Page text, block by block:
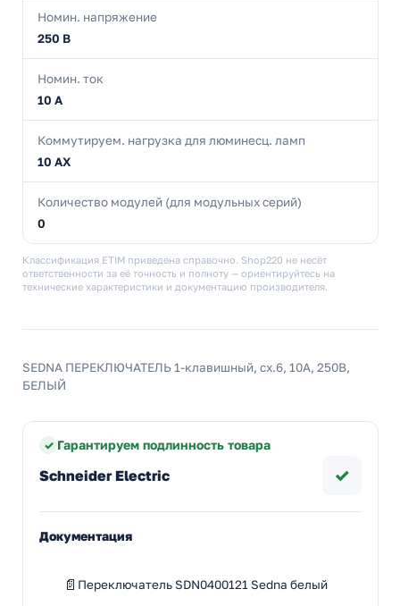
Номин. напряжение
250 В
Номин. ток
10 А
Коммутируем. нагрузка для люминесц. ламп
10 AX
Количество модулей (для модульных серий)
0
Классификация ETIM приведена справочно. Shop220 не несёт
ответственности за её точность и полноту — ориентируйтесь на
технические характеристики и документацию производителя.
SEDNA ПЕРЕКЛЮЧАТЕЛЬ 1-клавишный, сх.6, 10А, 250В,
БЕЛЫЙ
Гарантируем подлинность товара
Schneider Electric ✓
Документация
Переключатель SDN0400121 Sedna белый